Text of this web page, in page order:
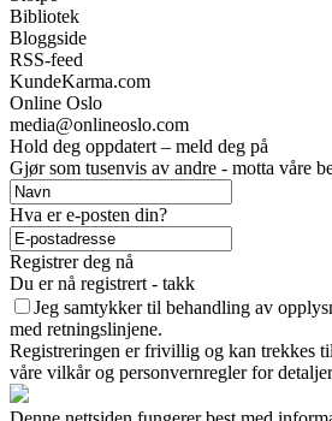
Bibliotek
Bloggside
RSS-feed
KundeKarma.com
Online Oslo
media@onlineoslo.com
Hold deg oppdatert – meld deg på
Gjør som tusenvis av andre - motta våre
Hva er e-posten din?
Registrer deg nå
Du er nå registrert - takk
Jeg samtykker til behandling av
med retningslinjene.
Registreringen er frivillig og kan trekkes
våre vilkår og personvernregler for